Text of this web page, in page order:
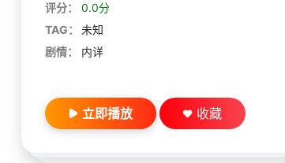
评分：
0.0分
TAG：
未知
剧情：
内详
立即播放 收藏